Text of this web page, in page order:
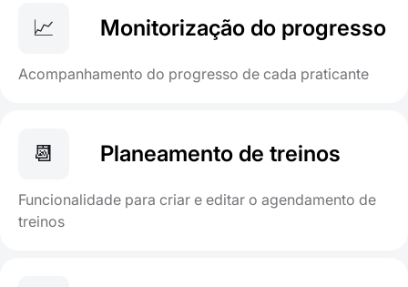
📈 Monitorização do progresso
Acompanhamento do progresso de cada praticante
📆 Planeamento de treinos
Funcionalidade para criar e editar o agendamento de
treinos